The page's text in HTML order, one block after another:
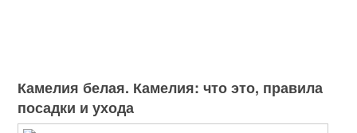
Камелия белая. Камелия: что это, правила
посадки и ухода